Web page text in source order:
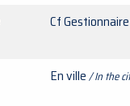
Cf
En ville/ In the